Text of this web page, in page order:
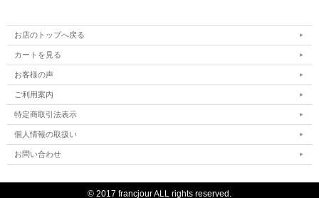
お店のトップへ戻る
カートを見る
お客様の声
ご利用案内
特定商取引法表示
個人情報の取扱い
お問い合わせ
© 2017 francjour ALL rights reserved.